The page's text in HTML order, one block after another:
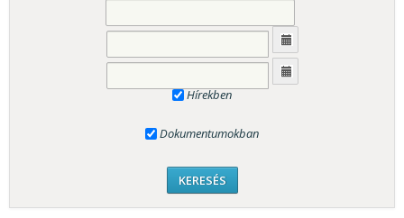
Hírekben
Dokumentumokban